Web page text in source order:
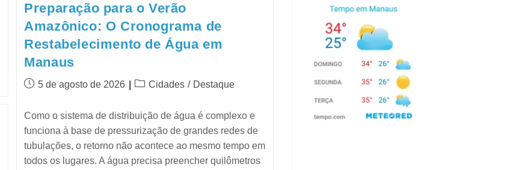
Preparação para o Verão
Amazônico: O Cronograma de
Restabelecimento de Água em
Manaus
5 de agosto de 2026 Cidades / Destaque
Como o sistema de distribuição de água é complexo e
funciona à base de pressurização de grandes redes de
tubulações, o retorno não acontece ao mesmo tempo em
todos os lugares. A água precisa preencher quilômetros